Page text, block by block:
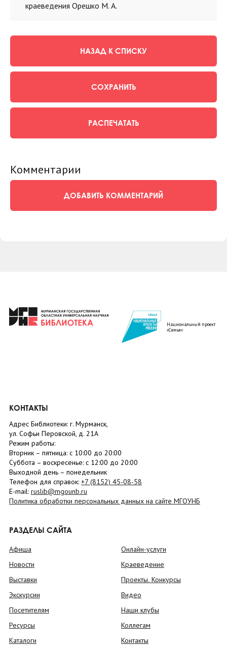
краеведения Орешко М. А.
НАЗАД К СПИСКУ
СОХРАНИТЬ
РАСПЕЧАТАТЬ
Комментарии
ДОБАВИТЬ КОММЕНТАРИЙ
Национальный проект
«Семья»
КОНТАКТЫ
Адрес Библиотеки: г. Мурманск,
ул. Софьи Перовской, д. 21А
Режим работы:
Вторник – пятница: с 10:00 до 20:00
Суббота – воскресенье: c 12:00 до 20:00
Выходной день – понедельник
Телефон для справок: +7 (8152) 45-08-58
E-mail: ruslib@mgounb.ru
Политика обработки персональных данных на сайте МГОУНБ
РАЗДЕЛЫ САЙТА
Афиша
Новости
Выставки
Экскурсии
Посетителям
Ресурсы
Каталоги
Онлайн-услуги
Краеведение
Проекты. Конкурсы
Видео
Наши клубы
Коллегам
Контакты